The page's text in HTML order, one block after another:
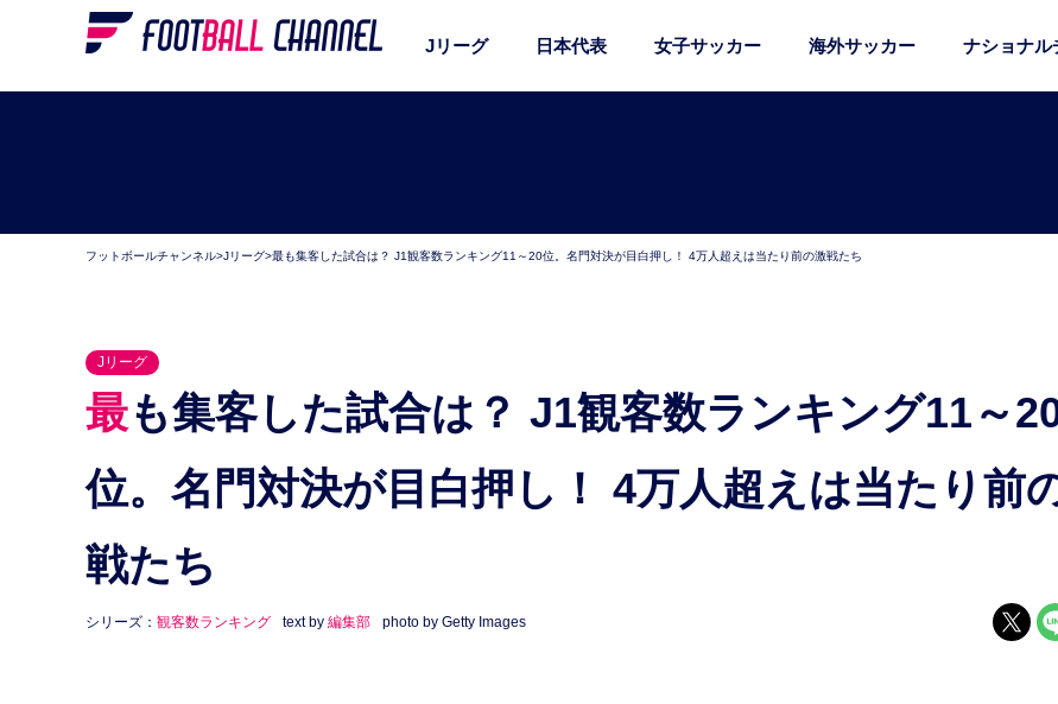
Jリーグ 日本代表 女子サッカー 海外サッカー ナショナル
フットボールチャンネル>Jリーグ>最も集客した試合は？ J1観客数ランキング11～20位。名門対決が目白押し！ 4万人超えは当たり前の激戦たち
Jリーグ
最も集客した試合は？ J1観客数ランキング11～20
位。名門対決が目白押し！ 4万人超えは当たり前
戦たち
シリーズ： 観客数ランキング text by 編集部 photo by Getty Images